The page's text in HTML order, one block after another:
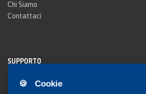
🍪 Cookie
Chi Siamo
Contattaci
SUPPORTO
Registrazione al sito